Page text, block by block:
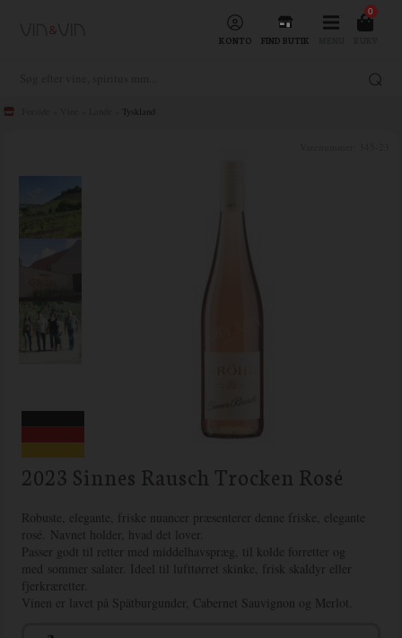
KONTO FIND BUTIK
0
Tyskland
2023 Sinnes Rausch Trocken Rosé
Robuste, elegante, friske nuancer præsenterer denne friske, elegante
rosé. Navnet holder, hvad det lover.
Passer godt til retter med middelhavspræg, til kolde forretter og
med sommer salater. Ideel til lufttørret skinke, frisk skaldyr eller
fjerkræretter.
Vinen er lavet på Spätburgunder, Cabernet Sauvignon og Merlot.